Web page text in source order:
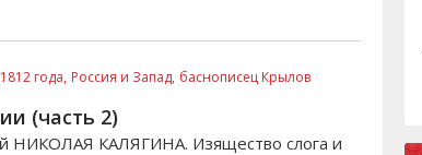
года, Россия и Запад, баснописец Крылов
(часть 2)
НИКОЛАЯ КАЛЯГИНА. Изящество слога и